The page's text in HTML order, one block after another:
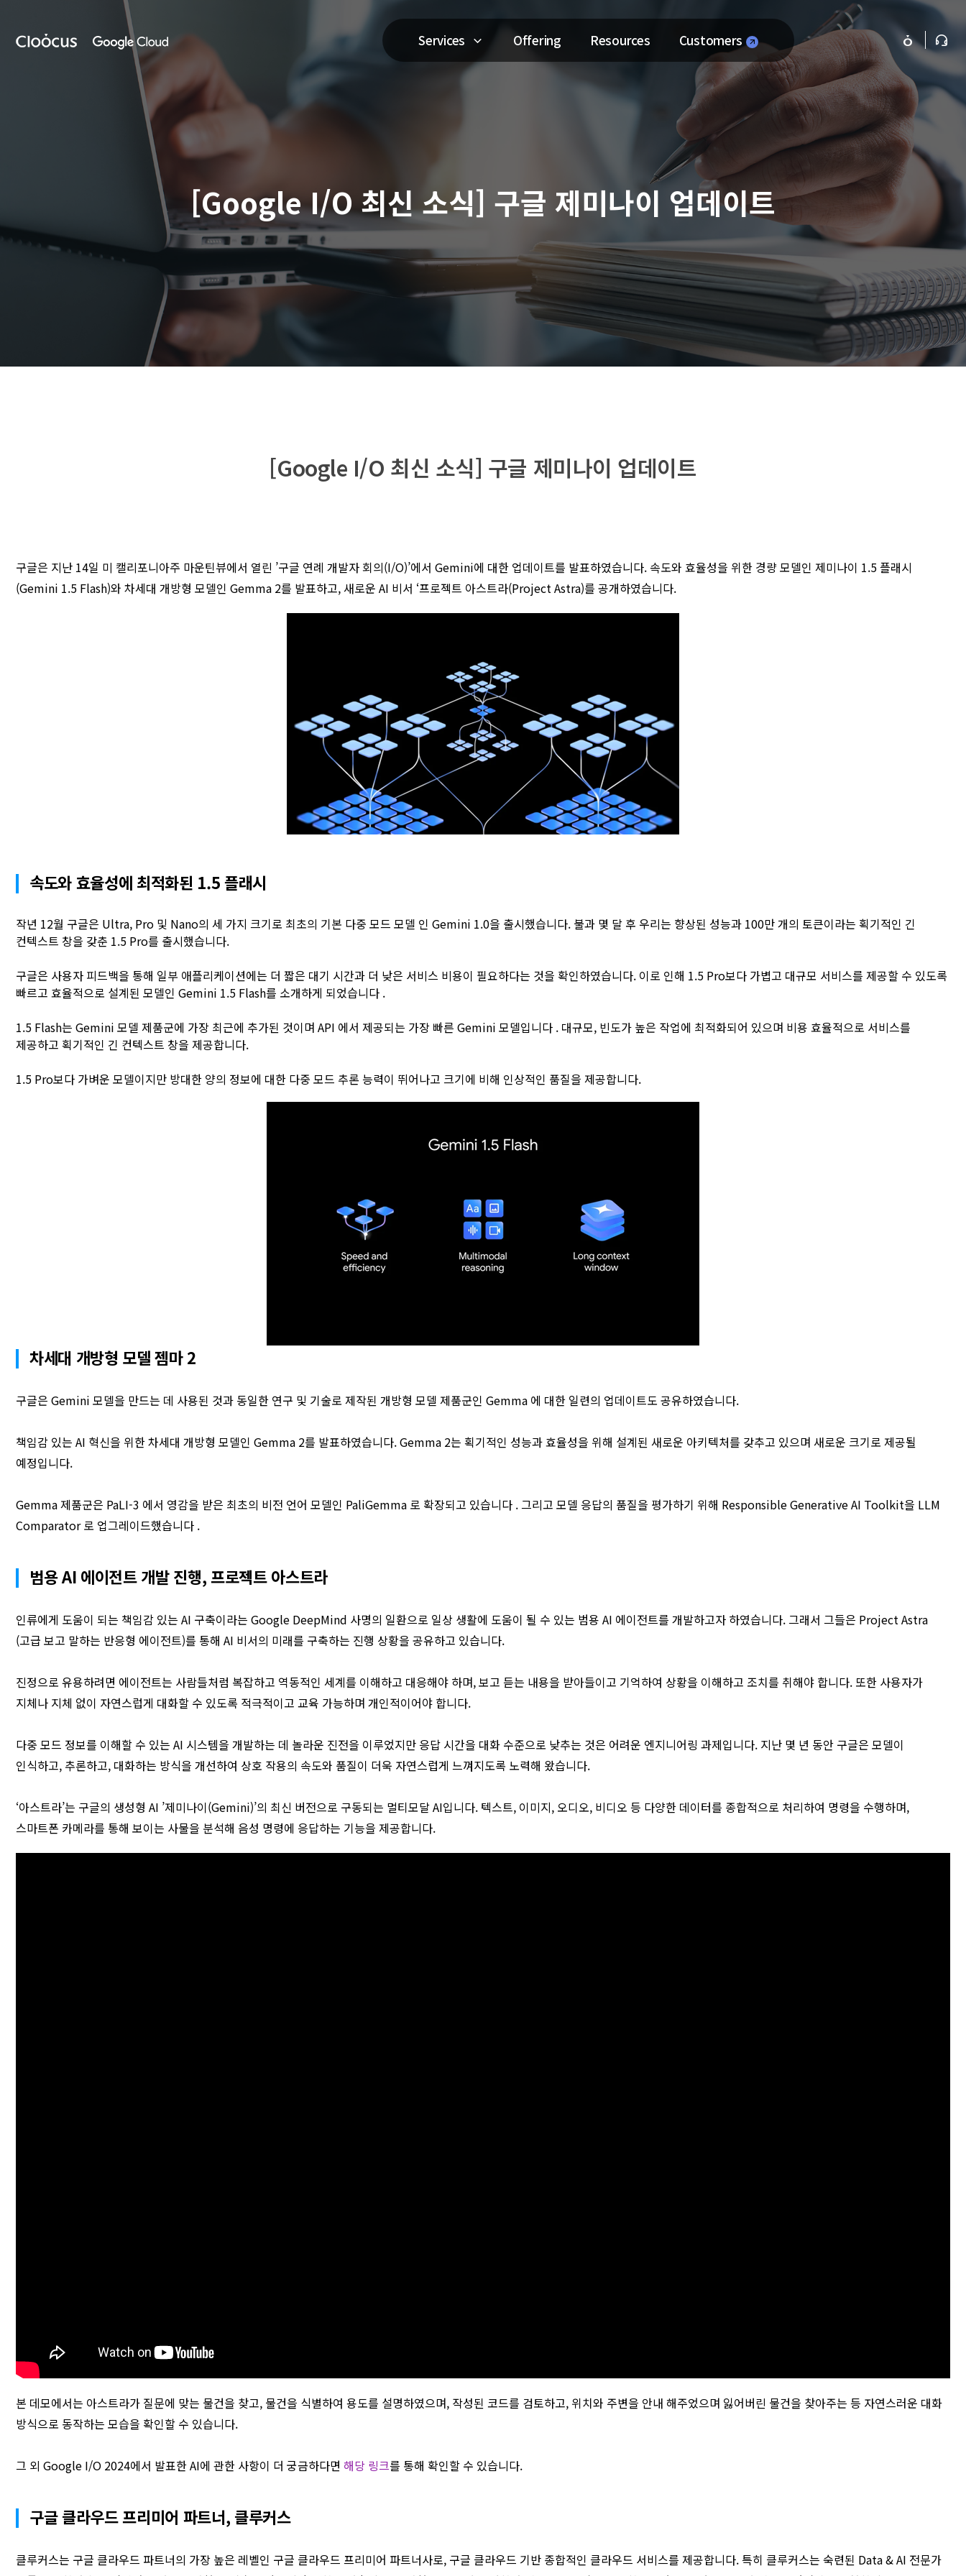
main
클
Services Offering Resources Customers
[Google I/O 최신 소식] 구글 제미나이 업데이트
[Google I/O 최신 소식] 구글 제미나이 업데이트
구글은 지난 14일 미 캘리포니아주 마운틴뷰에서 열린 ’구글 연례 개발자 회의(I/O)’에서 Gemini에 대한 업데이트를 발표하였습니다. 속도와 효율성을 위한 경량 모델인 제미나이 1.5 플래시
(Gemini 1.5 Flash)와 차세대 개방형 모델인 Gemma 2를 발표하고, 새로운 AI 비서 ‘프로젝트 아스트라(Project Astra)를 공개하였습니다.
속도와 효율성에 최적화된 1.5 플래시
작년 12월 구글은 Ultra, Pro 및 Nano의 세 가지 크기로 최초의 기본 다중 모드 모델 인 Gemini 1.0을 출시했습니다. 불과 몇 달 후 우리는 향상된 성능과 100만 개의 토큰이라는 획기적인 긴
컨텍스트 창을 갖춘 1.5 Pro를 출시했습니다.
구글은 사용자 피드백을 통해 일부 애플리케이션에는 더 짧은 대기 시간과 더 낮은 서비스 비용이 필요하다는 것을 확인하였습니다. 이로 인해 1.5 Pro보다 가볍고 대규모 서비스를 제공할 수 있도록
빠르고 효율적으로 설계된 모델인 Gemini 1.5 Flash를 소개하게 되었습니다 .
1.5 Flash는 Gemini 모델 제품군에 가장 최근에 추가된 것이며 API 에서 제공되는 가장 빠른 Gemini 모델입니다 . 대규모, 빈도가 높은 작업에 최적화되어 있으며 비용 효율적으로 서비스를
제공하고 획기적인 긴 컨텍스트 창을 제공합니다.
1.5 Pro보다 가벼운 모델이지만 방대한 양의 정보에 대한 다중 모드 추론 능력이 뛰어나고 크기에 비해 인상적인 품질을 제공합니다.
차세대 개방형 모델 젬마 2
구글은 Gemini 모델을 만드는 데 사용된 것과 동일한 연구 및 기술로 제작된 개방형 모델 제품군인 Gemma 에 대한 일련의 업데이트도 공유하였습니다.
책임감 있는 AI 혁신을 위한 차세대 개방형 모델인 Gemma 2를 발표하였습니다. Gemma 2는 획기적인 성능과 효율성을 위해 설계된 새로운 아키텍처를 갖추고 있으며 새로운 크기로 제공될
예정입니다.
Gemma 제품군은 PaLI-3 에서 영감을 받은 최초의 비전 언어 모델인 PaliGemma 로 확장되고 있습니다 . 그리고 모델 응답의 품질을 평가하기 위해 Responsible Generative AI Toolkit을 LLM
Comparator 로 업그레이드했습니다 .
범용 AI 에이전트 개발 진행, 프로젝트 아스트라
인류에게 도움이 되는 책임감 있는 AI 구축이라는 Google DeepMind 사명의 일환으로 일상 생활에 도움이 될 수 있는 범용 AI 에이전트를 개발하고자 하였습니다. 그래서 그들은 Project Astra
(고급 보고 말하는 반응형 에이전트)를 통해 AI 비서의 미래를 구축하는 진행 상황을 공유하고 있습니다.
진정으로 유용하려면 에이전트는 사람들처럼 복잡하고 역동적인 세계를 이해하고 대응해야 하며, 보고 듣는 내용을 받아들이고 기억하여 상황을 이해하고 조치를 취해야 합니다. 또한 사용자가
지체나 지체 없이 자연스럽게 대화할 수 있도록 적극적이고 교육 가능하며 개인적이어야 합니다.
다중 모드 정보를 이해할 수 있는 AI 시스템을 개발하는 데 놀라운 진전을 이루었지만 응답 시간을 대화 수준으로 낮추는 것은 어려운 엔지니어링 과제입니다. 지난 몇 년 동안 구글은 모델이
인식하고, 추론하고, 대화하는 방식을 개선하여 상호 작용의 속도와 품질이 더욱 자연스럽게 느껴지도록 노력해 왔습니다.
‘아스트라’는 구글의 생성형 AI ’제미나이(Gemini)’의 최신 버전으로 구동되는 멀티모달 AI입니다. 텍스트, 이미지, 오디오, 비디오 등 다양한 데이터를 종합적으로 처리하여 명령을 수행하며,
스마트폰 카메라를 통해 보이는 사물을 분석해 음성 명령에 응답하는 기능을 제공합니다.
본 데모에서는 아스트라가 질문에 맞는 물건을 찾고, 물건을 식별하여 용도를 설명하였으며, 작성된 코드를 검토하고, 위치와 주변을 안내 해주었으며 잃어버린 물건을 찾아주는 등 자연스러운 대화
방식으로 동작하는 모습을 확인할 수 있습니다.
그 외 Google I/O 2024에서 발표한 AI에 관한 사항이 더 궁금하다면 해당 링크를 통해 확인할 수 있습니다.
구글 클라우드 프리미어 파트너, 클루커스
클루커스는 구글 클라우드 파트너의 가장 높은 레벨인 구글 클라우드 프리미어 파트너사로, 구글 클라우드 기반 종합적인 클라우드 서비스를 제공합니다. 특히 클루커스는 숙련된 Data & AI 전문가